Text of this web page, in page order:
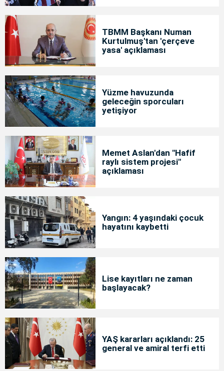
TBMM Başkanı Numan
Kurtulmuş'tan 'çerçeve
yasa' açıklaması
Yüzme havuzunda
geleceğin sporcuları
yetişiyor
Memet Aslan'dan "Hafif
raylı sistem projesi"
açıklaması
Yangın: 4 yaşındaki çocuk
hayatını kaybetti
Lise kayıtları ne zaman
başlayacak?
YAŞ kararları açıklandı: 25
general ve amiral terfi etti